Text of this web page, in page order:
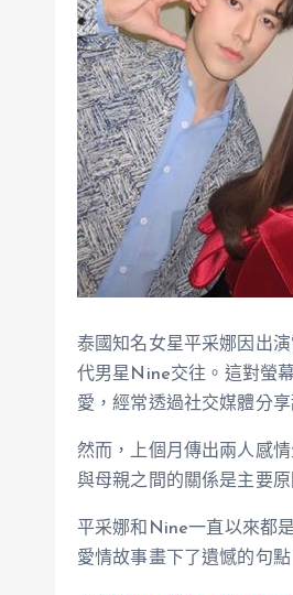
泰國知名女星平采娜因出
代男星Nine交往。這對螢
愛，經常透過社交媒體分
然而，上個月傳出兩人感
與母親之間的關係是主要
平采娜和Nine一直以來都
愛情故事畫下了遺憾的句點